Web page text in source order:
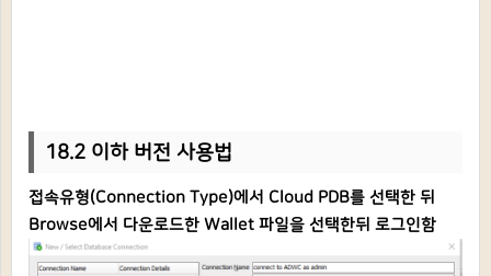
18.2 이하 버전 사용법
접속유형(Connection Type)에서 Cloud PDB를 선택한 뒤
Browse에서 다운로드한 Wallet 파일을 선택한뒤 로그인함